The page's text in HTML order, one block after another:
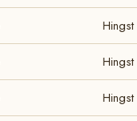
Hingst
Hingst
Hingst